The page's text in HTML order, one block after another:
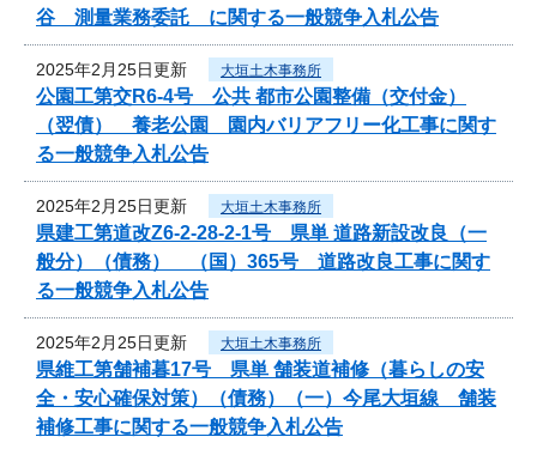
谷 測量業務委託 に関する一般競争入札公告
2025年2月25日更新 大垣土木事務所
公園工第交R6-4号 公共 都市公園整備（交付金）
（翌債） 養老公園 園内バリアフリー化工事に関す
る一般競争入札公告
2025年2月25日更新 大垣土木事務所
県建工第道改Z6-2-28-2-1号 県単 道路新設改良（一
般分）（債務） （国）365号 道路改良工事に関す
る一般競争入札公告
2025年2月25日更新 大垣土木事務所
県維工第舗補暮17号 県単 舗装道補修（暮らしの安
全・安心確保対策）（債務）（一）今尾大垣線 舗装
補修工事に関する一般競争入札公告